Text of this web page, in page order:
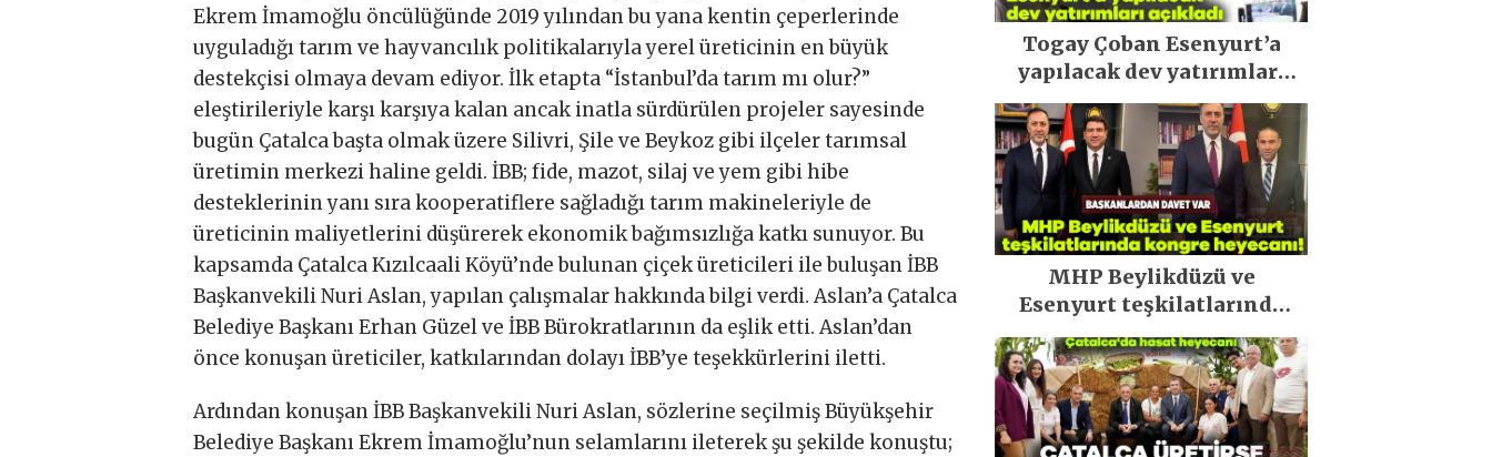
Ekrem İmamoğlu öncülüğünde 2019 yılından bu yana kentin çeperlerinde
uyguladığı tarım ve hayvancılık politikalarıyla yerel üreticinin en büyük
destekçisi olmaya devam ediyor. İlk etapta “İstanbul’da tarım mı olur?”
eleştirileriyle karşı karşıya kalan ancak inatla sürdürülen projeler sayesinde
bugün Çatalca başta olmak üzere Silivri, Şile ve Beykoz gibi ilçeler tarımsal
üretimin merkezi haline geldi. İBB; fide, mazot, silaj ve yem gibi hibe
desteklerinin yanı sıra kooperatiflere sağladığı tarım makineleriyle de
üreticinin maliyetlerini düşürerek ekonomik bağımsızlığa katkı sunuyor. Bu
kapsamda Çatalca Kızılcaali Köyü’nde bulunan çiçek üreticileri ile buluşan İBB
Başkanvekili Nuri Aslan, yapılan çalışmalar hakkında bilgi verdi. Aslan’a Çatalca
Belediye Başkanı Erhan Güzel ve İBB Bürokratlarının da eşlik etti. Aslan’dan
önce konuşan üreticiler, katkılarından dolayı İBB’ye teşekkürlerini iletti.
Ardından konuşan İBB Başkanvekili Nuri Aslan, sözlerine seçilmiş Büyükşehir
Belediye Başkanı Ekrem İmamoğlu’nun selamlarını ileterek şu şekilde konuştu;
Togay Çoban Esenyurt’a
yapılacak dev yatırımları
açıkladı
MHP Beylikdüzü ve
Esenyurt teşkilatlarında
kongre heyecanı!